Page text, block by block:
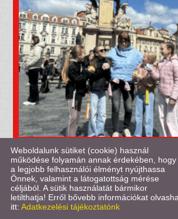
KERESÉS AZ OLDAL TARTALMÁBAN
Weboldalunk sütiket (cookie) használ
működése folyamán annak érdekében, hogy
a legjobb felhasználói élményt nyújthassa
Önnek, valamint a látogatottság mérése
céljából. A sütik használatát bármikor
letilthatja! Erről bővebb információkat
itt: Adatkezelési tájékoztatónk